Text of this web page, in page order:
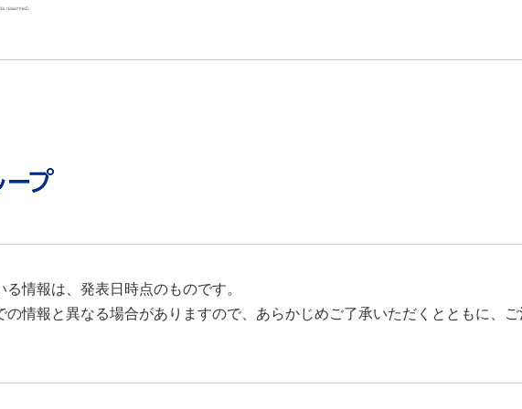
情報は、発表日時点のものです。
の情報と異なる場合がありますので、あらかじめご了承いただくとともに、ご